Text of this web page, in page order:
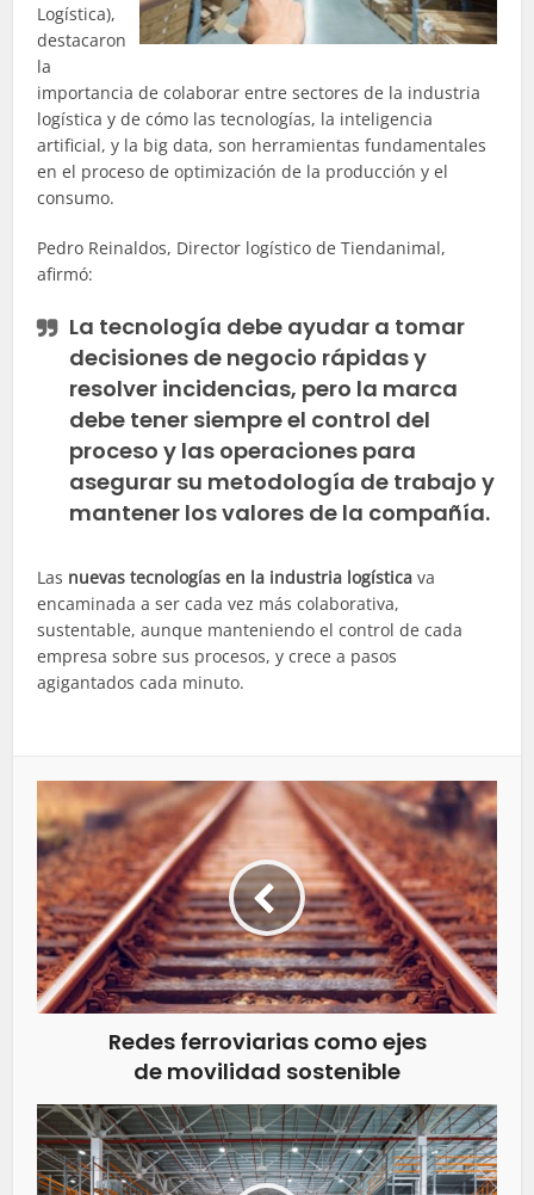
Logística),
destacaron
la
importancia de colaborar entre sectores de la industria
logística y de cómo las tecnologías, la inteligencia
artificial, y la big data, son herramientas fundamentales
en el proceso de optimización de la producción y el
consumo.
Pedro Reinaldos, Director logístico de Tiendanimal,
afirmó:
La tecnología debe ayudar a tomar
decisiones de negocio rápidas y
resolver incidencias, pero la marca
debe tener siempre el control del
proceso y las operaciones para
asegurar su metodología de trabajo y
mantener los valores de la compañía.
Las nuevas tecnologías en la industria logística va
encaminada a ser cada vez más colaborativa,
sustentable, aunque manteniendo el control de cada
empresa sobre sus procesos, y crece a pasos
agigantados cada minuto.
Redes ferroviarias como ejes
de movilidad sostenible